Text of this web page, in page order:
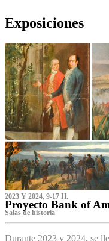
Exposiciones
2023 Y 2024, 9-17 H.
Proyecto Bank of
S‌alas de historia
Durante 2023 y 2024, se